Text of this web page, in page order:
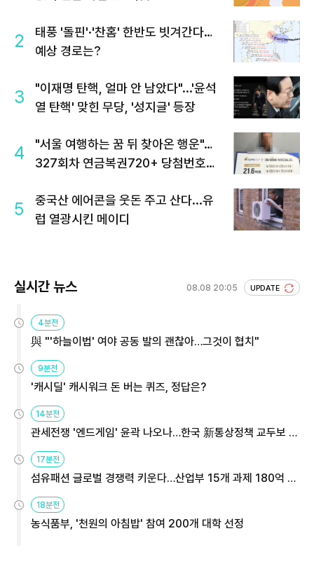
2
태풍 '돌핀'·'찬홈' 한반도 빗겨간다…
예상 경로는?
3
"이재명 탄핵, 얼마 안 남았다"...'윤석
열 탄핵' 맞힌 무당, '성지글' 등장
4
"서울 여행하는 꿈 뒤 찾아온 행운"…
327회차 연금복권720+ 당첨번호조
5
중국산 에어콘을 웃돈 주고 산다...유
럽 열광시킨 메이디
실시간 뉴스 08.08 20:05 UPDATE
4분전
與 "'하늘이법' 여야 공동 발의 괜찮아…그것이 협치"
9분전
'캐시딜' 캐시워크 돈 버는 퀴즈, 정답은?
14분전
관세전쟁 '엔드게임' 윤곽 나오나…한국 新통상정책 교두보 활
17분전
섬유패션 글로벌 경쟁력 키운다…산업부 15개 과제 180억 지
18분전
농식품부, '천원의 아침밥' 참여 200개 대학 선정